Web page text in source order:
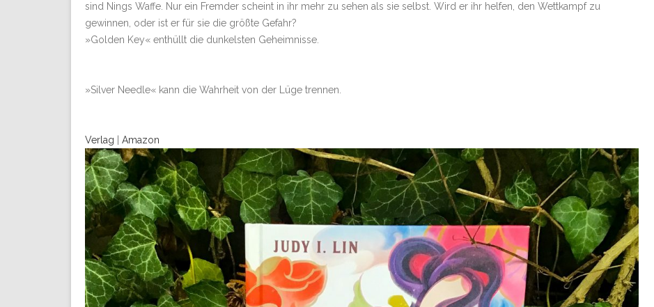
sind Nings Waffe. Nur ein Fremder scheint in ihr mehr zu sehen als sie selbst. Wird er ihr helfen, den Wettkampf zu
gewinnen, oder ist er für sie die größte Gefahr?
»Golden Key« enthüllt die dunkelsten Geheimnisse.
»Silver Needle« kann die Wahrheit von der Lüge trennen.
Verlag Amazon